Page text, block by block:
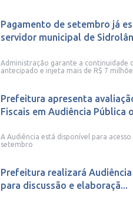
Pagamento de setembro já
servidor municipal de
Administração garante a continuidade
antecipado e injeta mais de R$ 7
Prefeitura apresenta
Fiscais em Audiência Pública
A Audiência está disponível para
setembro
Prefeitura realizará
para discussão e elaboraçã...